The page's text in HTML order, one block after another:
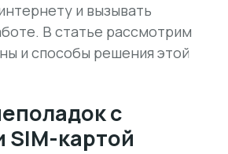
и вызывать
В статье рассмотрим
и способы решения этой
с
картой